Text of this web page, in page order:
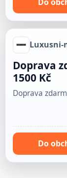
Luxusni-
Doprava
1500 Kč
Doprava
Do